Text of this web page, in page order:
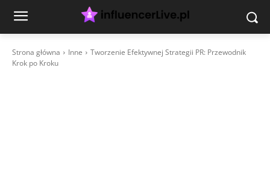
Strona główna Inne
Tworzenie Efektywnej Strategii PR: Przewodnik
Krok po Kroku